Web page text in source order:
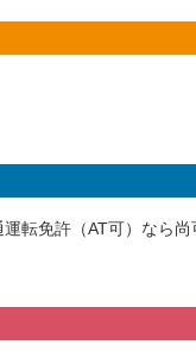
転免許（AT可）なら尚
部２－６－５